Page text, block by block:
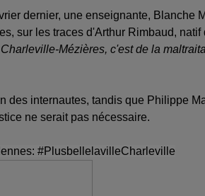
dernier, une enseignante, Blanche
sur les traces d'Arthur Rimbaud, natif
Mézières, c'est de la
des internautes, tandis que Philippe
ne serait pas nécessaire.
#PlusbellelavilleCharleville